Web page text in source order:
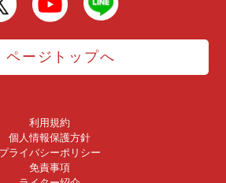
ページトップへ
利用規約
個人情報保護方針
プライバシーポリシー
免責事項